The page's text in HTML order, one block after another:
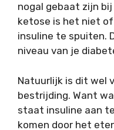
nogal gebaat zijn
ketose is het niet
insuline te spuiten.
niveau van je
Natuurlijk is dit wel
bestrijding. Want
staat insuline aan
komen door het